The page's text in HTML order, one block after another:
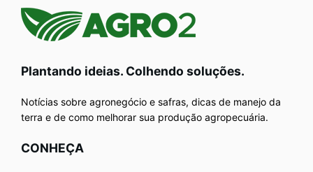
Plantando ideias. Colhendo soluções.
Notícias sobre agronegócio e safras, dicas de manejo da
terra e de como melhorar sua produção agropecuária.
CONHEÇA